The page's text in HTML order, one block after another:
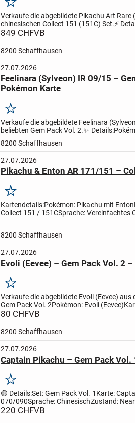
Merken
Verkaufe die abgebildete Pikachu Art
chinesischen Collect 151 (151C) Set.⚡
151 (151C)Kartennummer: 173/151 AR
849 CHFVB
8200 Schaffhausen
27.07.2026
Feelinara (Sylveon) IR 09/15 –
Pokémon Karte
Merken
Verkaufe die abgebildete Feelinara
beliebten Gem Pack Vol. 2.✨ Details:
Pack Vol. 2Kartennummer: 09/15
8200 Schaffhausen
27.07.2026
Pikachu & Enton AR 171/151 –
Merken
Kartendetails:Pokémon: Pikachu mit Enton
Collect 151 / 151CSprache: Vereinfachtes
8200 Schaffhausen
27.07.2026
Evoli (Eevee) – Gem Pack Vol. 2
Merken
Verkaufe die abgebildete Evoli (Eevee) aus
Gem Pack Vol. 2Pokémon: Evoli (Eevee)
ChinesischZustand: Near Mint (siehe Bilder)
80 CHFVB
8200 Schaffhausen
27.07.2026
Captain Pikachu – Gem Pack
Merken
🟡 Details:Set: Gem Pack Vol. 1 Karte:
070/090Sprache: ChinesischZustand:
Öffnen in Sleeve und Toploader aufbewahrt.
220 CHFVB